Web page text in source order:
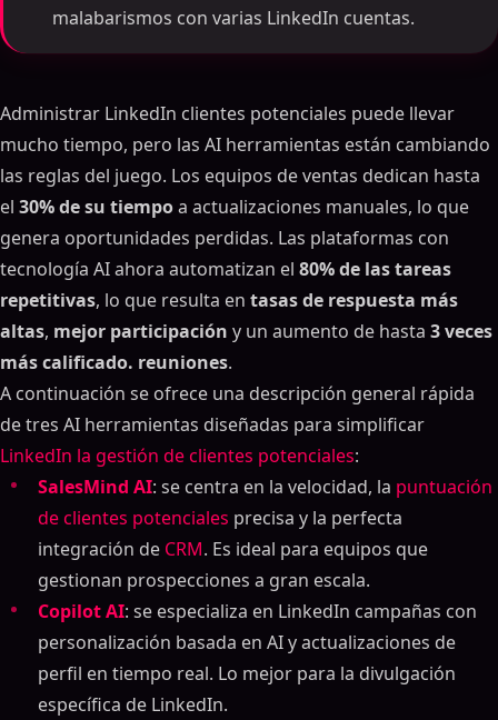
malabarismos con varias LinkedIn cuentas.
Administrar LinkedIn clientes potenciales puede llevar
mucho tiempo, pero las AI herramientas están cambiando
las reglas del juego. Los equipos de ventas dedican hasta
el 30% de su tiempoa actualizaciones manuales, lo que
genera oportunidades perdidas. Las plataformas con
tecnología AI ahora automatizan el 80% de las tareas
repetitivas, lo que resulta en tasas de respuesta más
altas, mejor participación y un aumento de hasta 3 veces
más calificado. reuniones.
A continuación se ofrece una descripción general rápida
de tres AI herramientas diseñadas para simplificar
LinkedIn la gestión de clientes potenciales:
SalesMind AI: se centra en la velocidad, la puntuación
de clientes potenciales precisa y la perfecta
integración de CRM. Es ideal para equipos que
gestionan prospecciones a gran escala.
Copilot AI: se especializa en LinkedIn campañas con
personalización basada en AI y actualizaciones de
perfil en tiempo real. Lo mejor para la divulgación
específica de LinkedIn.